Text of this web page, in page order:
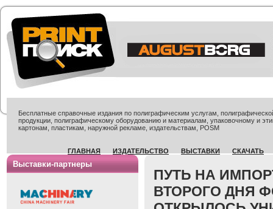
Бесплатные справочные издания по полиграфическим услугам,
продукции, полиграфическому оборудованию и материалам, упаковочному и
картонам, пластикам, наружной рекламе, издательствам, POSM
ГЛАВНАЯ ИЗДАТЕЛЬСТВО ВЫСТАВКИ СКАЧАТЬ
Выставки-партнеры
ПУТЬ НА
ВТОРОГО ДНЯ